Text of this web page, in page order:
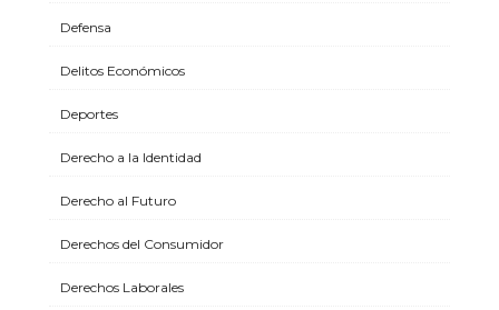
Defensa
Delitos Económicos
Deportes
Derecho a la Identidad
Derecho al Futuro
Derechos del Consumidor
Derechos Laborales